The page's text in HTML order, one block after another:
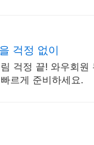
걱정 없이
걱정 끝! 와우회
르게 준비하세요.